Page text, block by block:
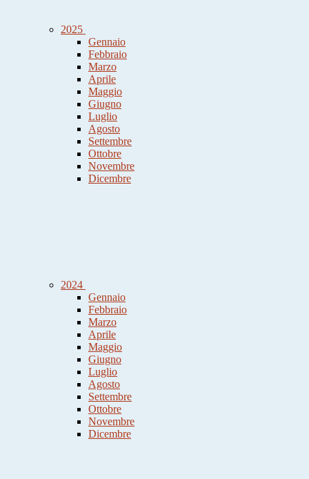
2025
Gennaio
Febbraio
Marzo
Aprile
Maggio
Giugno
Luglio
Agosto
Settembre
Ottobre
Novembre
Dicembre
2024
Gennaio
Febbraio
Marzo
Aprile
Maggio
Giugno
Luglio
Agosto
Settembre
Ottobre
Novembre
Dicembre